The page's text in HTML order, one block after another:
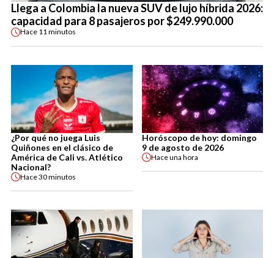
Llega a Colombia la nueva SUV de lujo híbrida 2026:
capacidad para 8 pasajeros por $249.990.000
Hace 11 minutos
¿Por qué no juega Luis
Quiñones en el clásico de
América de Cali vs. Atlético
Nacional?
Hace30 minutos
Horóscopo de hoy: domingo
9 de agosto de 2026
Haceuna hora